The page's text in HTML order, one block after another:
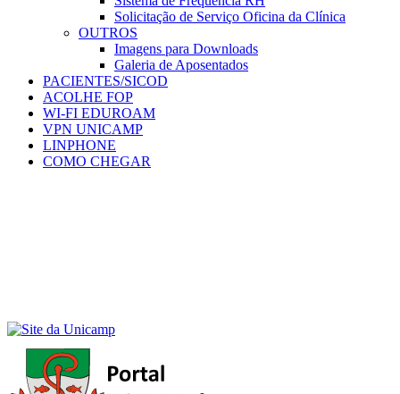
Solicitação de Serviço Oficina da Clínica
OUTROS
Imagens para Downloads
Galeria de Aposentados
PACIENTES/SICOD
ACOLHE FOP
WI-FI EDUROAM
VPN UNICAMP
LINPHONE
COMO CHEGAR